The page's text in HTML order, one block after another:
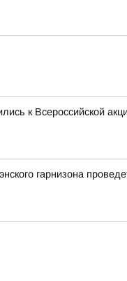
к Всероссийской
гарнизона